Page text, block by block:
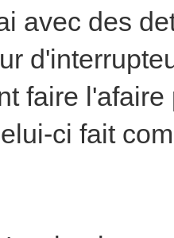
avec des
faire
ci fait